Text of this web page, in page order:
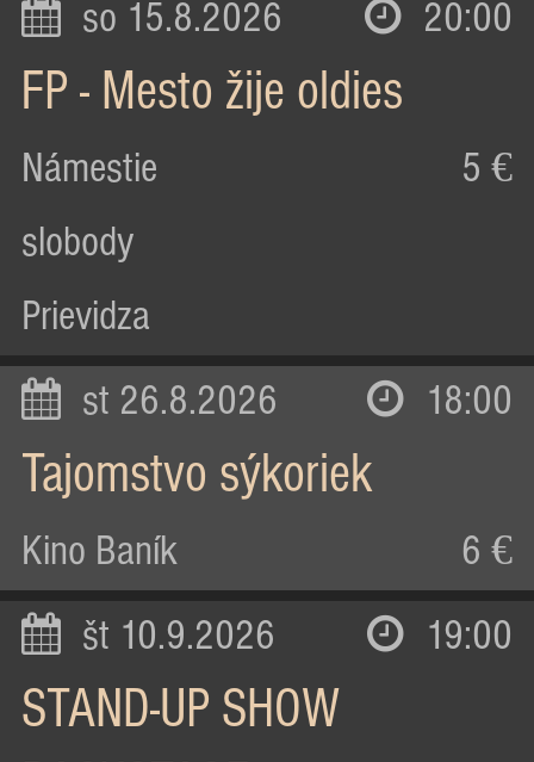
so 15.8.2026 20:00
FP - Mesto žije oldies
Námestie
slobody
Prievidza
5 €
st 26.8.2026 18:00
Tajomstvo sýkoriek
Kino Baník 6 €
št 10.9.2026 19:00
STAND-UP SHOW